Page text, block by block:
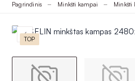
Pagrindinis Minkšti kampai Minkšti
TOP